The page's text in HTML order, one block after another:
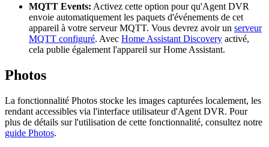
MQTT Events: Activez cette option pour qu'Agent DVR
envoie automatiquement les paquets d'événements de cet
appareil à votre serveur MQTT. Vous devrez avoir un serveur
MQTT configuré. Avec Home Assistant Discovery activé,
cela publie également l'appareil sur Home Assistant.
Photos
La fonctionnalité Photos stocke les images capturées localement, les
rendant accessibles via l'interface utilisateur d'Agent DVR. Pour
plus de détails sur l'utilisation de cette fonctionnalité, consultez notre
guide Photos.